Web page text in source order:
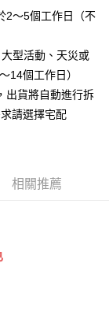
公司）所提供，讓
將買賣／分期付款
款。
商店將以您的個人
集、處理及利用，
更正。
userRule
2～5個工作日（不
型活動、天災或
14個工作日）
出貨將自動進行拆
請選擇宅配
相關推薦